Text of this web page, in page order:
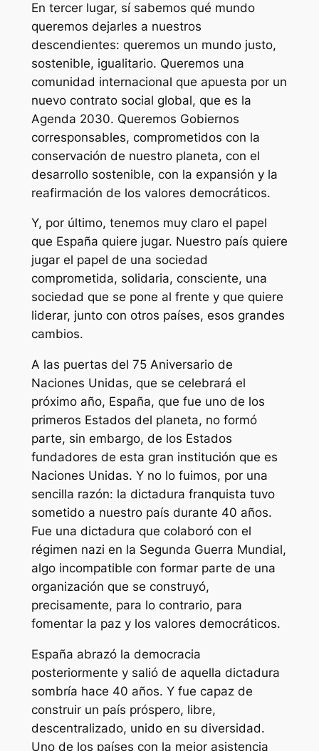
En tercer lugar, sí sabemos qué mundo
queremos dejarles a nuestros
descendientes: queremos un mundo justo,
sostenible, igualitario. Queremos una
comunidad internacional que apuesta por un
nuevo contrato social global, que es la
Agenda 2030. Queremos Gobiernos
corresponsables, comprometidos con la
conservación de nuestro planeta, con el
desarrollo sostenible, con la expansión y la
reafirmación de los valores democráticos.
Y, por último, tenemos muy claro el papel
que España quiere jugar. Nuestro país quiere
jugar el papel de una sociedad
comprometida, solidaria, consciente, una
sociedad que se pone al frente y que quiere
liderar, junto con otros países, esos grandes
cambios.
A las puertas del 75 Aniversario de
Naciones Unidas, que se celebrará el
próximo año, España, que fue uno de los
primeros Estados del planeta, no formó
parte, sin embargo, de los Estados
fundadores de esta gran institución que es
Naciones Unidas. Y no lo fuimos, por una
sencilla razón: la dictadura franquista tuvo
sometido a nuestro país durante 40 años.
Fue una dictadura que colaboró con el
régimen nazi en la Segunda Guerra Mundial,
algo incompatible con formar parte de una
organización que se construyó,
precisamente, para lo contrario, para
fomentar la paz y los valores democráticos.
España abrazó la democracia
posteriormente y salió de aquella dictadura
sombría hace 40 años. Y fue capaz de
construir un país próspero, libre,
descentralizado, unido en su diversidad.
Uno de los países con la mejor asistencia